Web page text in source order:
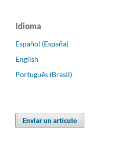
Idioma
Español (España)
English
Português (Brasil)
Enviar un artículo